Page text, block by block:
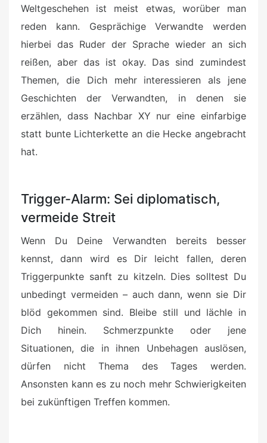
Weltgeschehen ist meist etwas, worüber man
reden kann. Gesprächige Verwandte werden
hierbei das Ruder der Sprache wieder an sich
reißen, aber das ist okay. Das sind zumindest
Themen, die Dich mehr interessieren als jene
Geschichten der Verwandten, in denen sie
erzählen, dass Nachbar XY nur eine einfarbige
statt bunte Lichterkette an die Hecke angebracht
hat.
Trigger-Alarm: Sei diplomatisch,
vermeide Streit
Wenn Du Deine Verwandten bereits besser
kennst, dann wird es Dir leicht fallen, deren
Triggerpunkte sanft zu kitzeln. Dies solltest Du
unbedingt vermeiden – auch dann, wenn sie Dir
blöd gekommen sind. Bleibe still und lächle in
Dich hinein. Schmerzpunkte oder jene
Situationen, die in ihnen Unbehagen auslösen,
dürfen nicht Thema des Tages werden.
Ansonsten kann es zu noch mehr Schwierigkeiten
bei zukünftigen Treffen kommen.